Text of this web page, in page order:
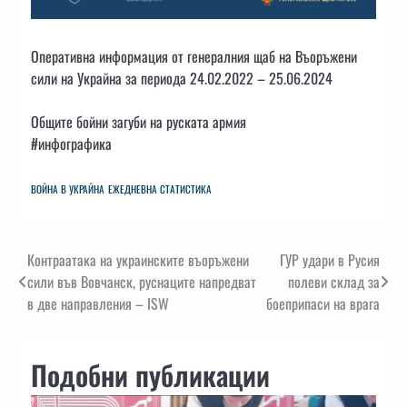
Оперативна информация от генералния щаб на Въоръжени
сили на Украйна за периода 24.02.2022 – 25.06.2024
Общите бойни загуби на руската армия
#инфографика
ВОЙНА В УКРАЙНА ЕЖЕДНЕВНА СТАТИСТИКА
Навигация
Контраатака на украинските въоръжени
сили във Вовчанск, руснаците напредват
в две направления – ISW
ГУР удари в Русия
полеви склад за
боеприпаси на врага
Подобни публикации